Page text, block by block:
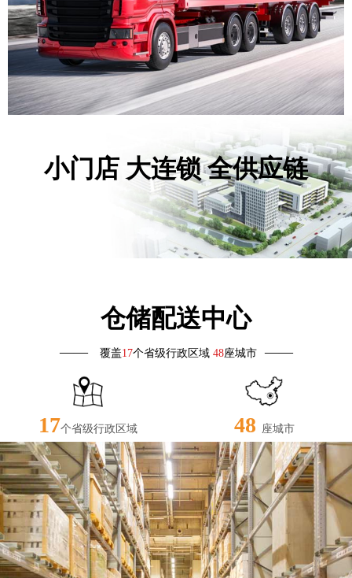
小门店 大连锁 全供应链
仓储配送中心
—— 覆盖17个省级行政区域 48座城市——
17个省级行政区域 48 座城市